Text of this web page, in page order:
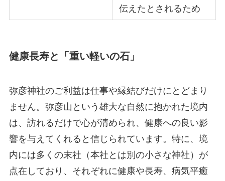
伝えたとされるため
健康長寿と「重い軽いの石」
弥彦神社のご利益は仕事や縁結びだけにとどまり
ません。弥彦山という雄大な自然に抱かれた境内
は、訪れるだけで心が清められ、健康への良い影
響を与えてくれると信じられています。特に、境
内には多くの末社（本社とは別の小さな神社）が
点在しており、それぞれに健康や長寿、病気平癒